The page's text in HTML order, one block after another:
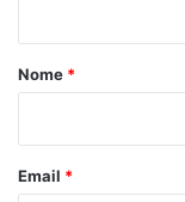
o
Nome *
Email *